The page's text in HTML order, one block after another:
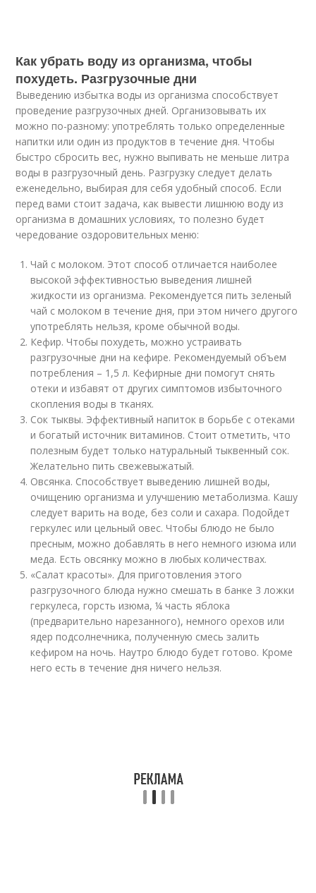
Как убрать воду из организма, чтобы
похудеть. Разгрузочные дни
Выведению избытка воды из организма способствует
проведение разгрузочных дней. Организовывать их
можно по-разному: употреблять только определенные
напитки или один из продуктов в течение дня. Чтобы
быстро сбросить вес, нужно выпивать не меньше литра
воды в разгрузочный день. Разгрузку следует делать
еженедельно, выбирая для себя удобный способ. Если
перед вами стоит задача, как вывести лишнюю воду из
организма в домашних условиях, то полезно будет
чередование оздоровительных меню:
Чай с молоком. Этот способ отличается наиболее
высокой эффективностью выведения лишней
жидкости из организма. Рекомендуется пить зеленый
чай с молоком в течение дня, при этом ничего другого
употреблять нельзя, кроме обычной воды.
Кефир. Чтобы похудеть, можно устраивать
разгрузочные дни на кефире. Рекомендуемый объем
потребления – 1,5 л. Кефирные дни помогут снять
отеки и избавят от других симптомов избыточного
скопления воды в тканях.
Сок тыквы. Эффективный напиток в борьбе с отеками
и богатый источник витаминов. Стоит отметить, что
полезным будет только натуральный тыквенный сок.
Желательно пить свежевыжатый.
Овсянка. Способствует выведению лишней воды,
очищению организма и улучшению метаболизма. Кашу
следует варить на воде, без соли и сахара. Подойдет
геркулес или цельный овес. Чтобы блюдо не было
пресным, можно добавлять в него немного изюма или
меда. Есть овсянку можно в любых количествах.
«Салат красоты». Для приготовления этого
разгрузочного блюда нужно смешать в банке 3 ложки
геркулеса, горсть изюма, ¼ часть яблока
(предварительно нарезанного), немного орехов или
ядер подсолнечника, полученную смесь залить
кефиром на ночь. Наутро блюдо будет готово. Кроме
него есть в течение дня ничего нельзя.